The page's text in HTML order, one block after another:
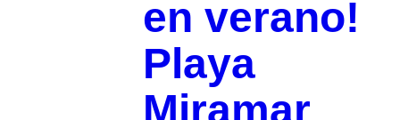
en verano!
Playa
Miramar